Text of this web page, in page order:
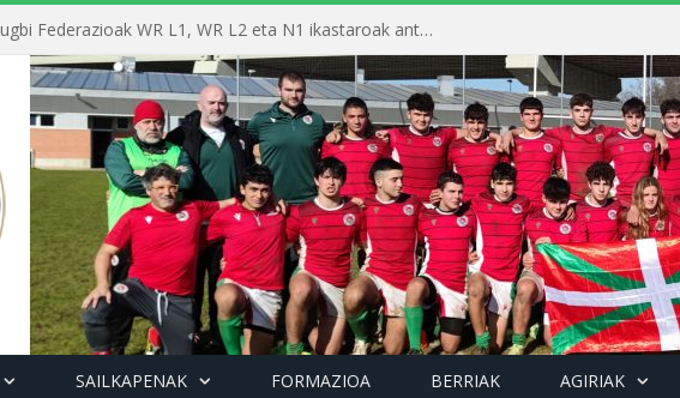
Euskadiko Errugbi Federazioak WR L1, WR L2 eta N1 ikastaroak antolatuko ditu irailean Getxon
SAILKAPENAK FORMAZIOA BERRIAK AGIRIAK